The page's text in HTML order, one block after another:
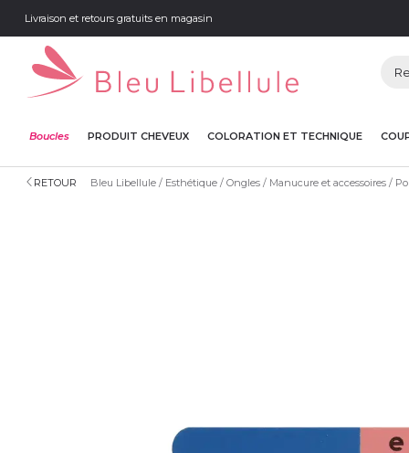
Livraison et retours gratuits en magasin
Boucles PRODUIT CHEVEUX COLORATION ET TECHNIQUE
RETOUR Bleu Libellule Esthétique Ongles Manucure et accessoires